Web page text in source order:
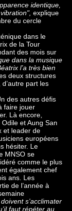
identique,
explique
du cercle
dans le
de la Tour
des mois sur
dans la musique
l’a très bien
deux structures
part les
des autres défis
faire jouer
Là encore,
et Aung San
et leader de
européens
hésiter. Le
MNSO se
comme le plus
également chef
ans. Les
de l’année à
s’acclimater
faut répéter au